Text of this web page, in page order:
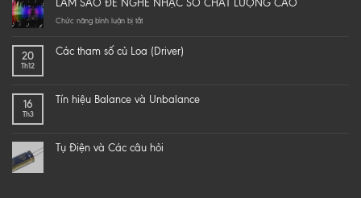
yourself
a
speaker
loa
Z
LÀM SAO ĐỂ NGHE NHẠC SỐ CHẤT LƯỢNG CAO
Chức năng bình luận bị tắtở
ĐỂ
CHẤT
20
Th12
Các tham số củ Loa (Driver)
16
Th3
Tín hiệu Balance và Unbalance
Tụ Điện và Các câu hỏi